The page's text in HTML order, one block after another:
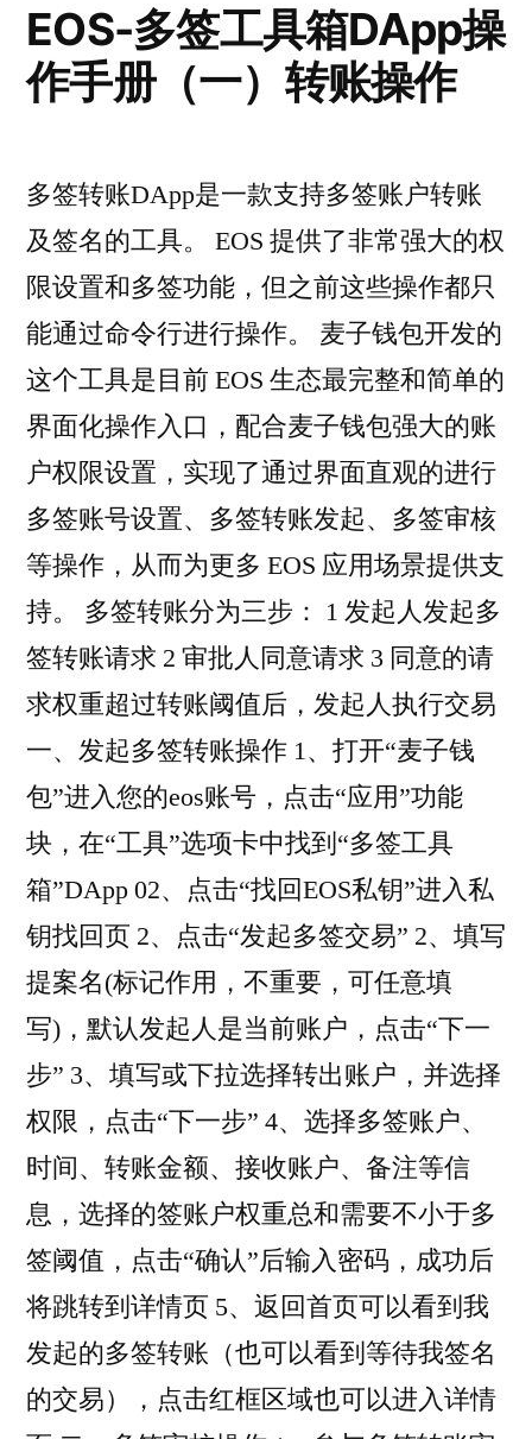
EOS-多签工具箱DApp操
作手册（一）转账操作
多签转账DApp是一款支持多签账户转账
及签名的工具。 EOS 提供了非常强大的权
限设置和多签功能，但之前这些操作都只
能通过命令行进行操作。 麦子钱包开发的
这个工具是目前 EOS 生态最完整和简单的
界面化操作入口，配合麦子钱包强大的账
户权限设置，实现了通过界面直观的进行
多签账号设置、多签转账发起、多签审核
等操作，从而为更多 EOS 应用场景提供支
持。 多签转账分为三步： 1 发起人发起多
签转账请求 2 审批人同意请求 3 同意的请
求权重超过转账阈值后，发起人执行交易
一、发起多签转账操作 1、打开“麦子钱
包”进入您的eos账号，点击“应用”功能
块，在“工具”选项卡中找到“多签工具
箱”DApp 02、点击“找回EOS私钥”进入私
钥找回页 2、点击“发起多签交易” 2、填写
提案名(标记作用，不重要，可任意填
写)，默认发起人是当前账户，点击“下一
步” 3、填写或下拉选择转出账户，并选择
权限，点击“下一步” 4、选择多签账户、
时间、转账金额、接收账户、备注等信
息，选择的签账户权重总和需要不小于多
签阈值，点击“确认”后输入密码，成功后
将跳转到详情页 5、返回首页可以看到我
发起的多签转账（也可以看到等待我签名
的交易），点击红框区域也可以进入详情